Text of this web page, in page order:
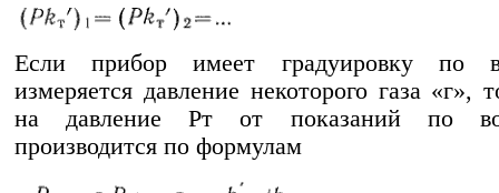
Если прибор имеет градуировку по
измеряется давление некоторого газа «г»,
на давление Рт от показаний по
производится по формулам